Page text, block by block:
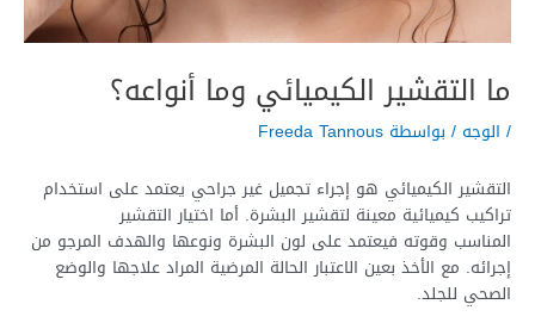
ما التقشير الكيميائي وما أنواعه؟
/ الوجه / بواسطة Freeda Tannous
التقشير الكيميائي هو إجراء تجميل غير جراحي يعتمد على استخدام
تراكيب كيميائية معينة لتقشير البشرة. أما اختيار التقشير
المناسب وقوته فيعتمد على لون البشرة ونوعها والهدف المرجو من
إجرائه. مع الأخذ بعين الاعتبار الحالة المرضية المراد علاجها والوضع
الصحي للجلد.